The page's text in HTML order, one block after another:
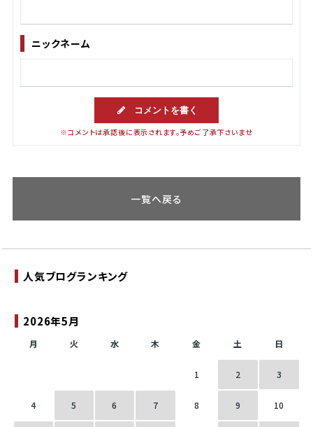
ニックネーム
コメントを書く
※コメントは承認後に表示されます。予めご了承下さいませ
一覧へ戻る
2026年5月
月 火 水 木 金 土 日
1 2 3
4 5 6 7 8 9 10
人気ブログランキング